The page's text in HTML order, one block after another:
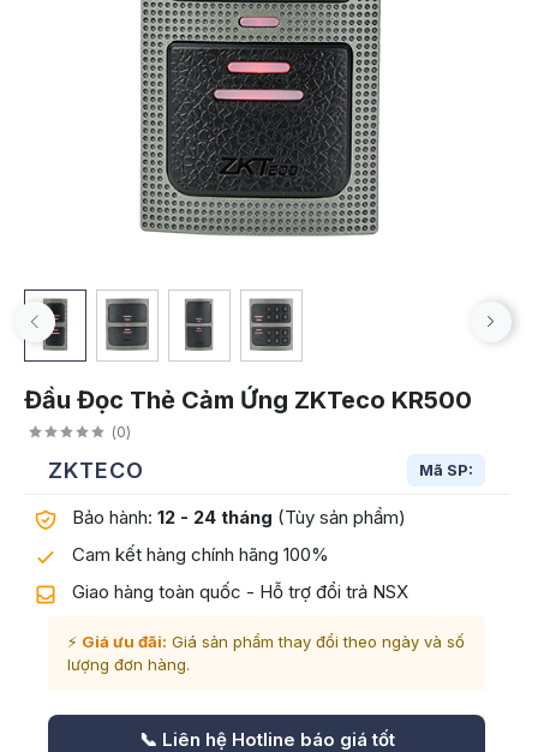
Đầu Đọc Thẻ Cảm Ứng ZKTeco KR500
(0)
ZKTECO Mã SP:
Bảo hành: 12 - 24 tháng (Tùy sản phẩm)
Cam kết hàng chính hãng 100%
Giao hàng toàn quốc - Hỗ trợ đổi trả NSX
⚡ Giá ưu đãi: Giá sản phẩm thay đổi theo ngày và số
lượng đơn hàng.
📞 Liên hệ Hotline báo giá tốt